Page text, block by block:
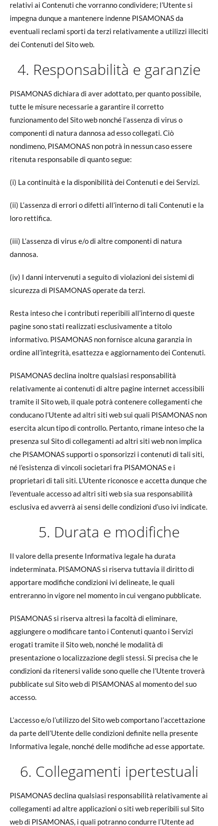
relativi ai Contenuti che vorranno condividere; l’Utente si
impegna dunque a mantenere indenne PISAMONAS da
eventuali reclami sporti da terzi relativamente a utilizzi illeciti
dei Contenuti del Sito web.
4. Responsabilità e garanzie
PISAMONAS dichiara di aver adottato, per quanto possibile,
tutte le misure necessarie a garantire il corretto
funzionamento del Sito web nonché l’assenza di virus o
componenti di natura dannosa ad esso collegati. Ciò
nondimeno, PISAMONAS non potrà in nessun caso essere
ritenuta responsabile di quanto segue:
(i) La continuità e la disponibilità dei Contenuti e dei Servizi.
(ii) L’assenza di errori o difetti all’interno di tali Contenuti e la
loro rettifica.
(iii) L’assenza di virus e/o di altre componenti di natura
dannosa.
(iv) I danni intervenuti a seguito di violazioni dei sistemi di
sicurezza di PISAMONAS operate da terzi.
Resta inteso che i contributi reperibili all’interno di queste
pagine sono stati realizzati esclusivamente a titolo
informativo. PISAMONAS non fornisce alcuna garanzia in
ordine all’integrità, esattezza e aggiornamento dei Contenuti.
PISAMONAS declina inoltre qualsiasi responsabilità
relativamente ai contenuti di altre pagine internet accessibili
tramite il Sito web, il quale potrà contenere collegamenti che
conducano l’Utente ad altri siti web sui quali PISAMONAS non
esercita alcun tipo di controllo. Pertanto, rimane inteso che la
presenza sul Sito di collegamenti ad altri siti web non implica
che PISAMONAS supporti o sponsorizzi i contenuti di tali siti,
né l’esistenza di vincoli societari fra PISAMONAS e i
proprietari di tali siti. L’Utente riconosce e accetta dunque che
l’eventuale accesso ad altri siti web sia sua responsabilità
esclusiva ed avverrà ai sensi delle condizioni d’uso ivi indicate.
5. Durata e modifiche
Il valore della presente Informativa legale ha durata
indeterminata. PISAMONAS si riserva tuttavia il diritto di
apportare modifiche condizioni ivi delineate, le quali
entreranno in vigore nel momento in cui vengano pubblicate.
PISAMONAS si riserva altresì la facoltà di eliminare,
aggiungere o modificare tanto i Contenuti quanto i Servizi
erogati tramite il Sito web, nonché le modalità di
presentazione o localizzazione degli stessi. Si precisa che le
condizioni da ritenersi valide sono quelle che l’Utente troverà
pubblicate sul Sito web di PISAMONAS al momento del suo
accesso.
L’accesso e/o l’utilizzo del Sito web comportano l’accettazione
da parte dell’Utente delle condizioni definite nella presente
Informativa legale, nonché delle modifiche ad esse apportate.
6. Collegamenti ipertestuali
PISAMONAS declina qualsiasi responsabilità relativamente ai
collegamenti ad altre applicazioni o siti web reperibili sul Sito
web di PISAMONAS, i quali potranno condurre l’Utente ad